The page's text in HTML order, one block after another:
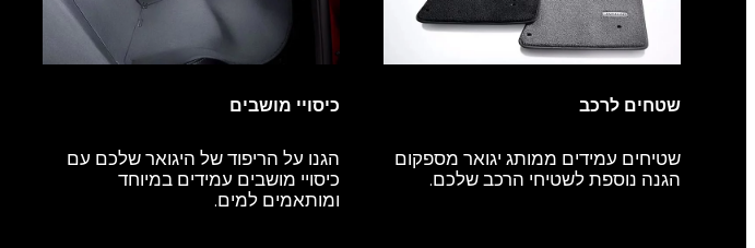
שטחים לרכב
שטיחים עמידים ממותג יגואר מספקום
הגנה נוספת לשטיחי הרכב שלכם.
כיסויי מושבים
הגנו על הריפוד של היגואר שלכם עם
כיסויי מושבים עמידים במיוחד
ומותאמים למים.